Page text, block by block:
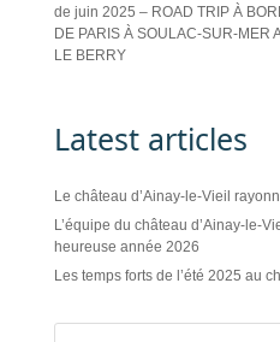
de juin 2025 – ROAD TRIP À
DE PARIS À SOULAC-SUR-MER
LE BERRY
Latest articles
Le château d’Ainay-le-Vieil
L’équipe du château d’Ainay-le-
heureuse année 2026
Les temps forts de l’été 2025 au